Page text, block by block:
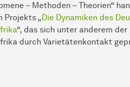
– Methoden – Theorien“
Projekts „ Die Dynamiken des
“, das sich unter anderem
durch Varietätenkontakt